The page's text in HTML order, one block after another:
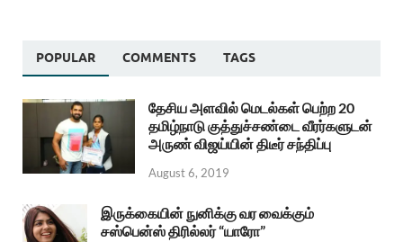
POPULAR COMMENTS TAGS
தேசிய அளவில் மெடல்கள் பெற்ற 20
தமிழ்நாடு குத்துச்சண்டை வீரர்களுடன்
அருண் விஜய்யின் திடீர் சந்திப்பு
August 6, 2019
இருக்கையின் நுனிக்கு வர வைக்கும்
சஸ்பென்ஸ் திரில்லர் “யாரோ”